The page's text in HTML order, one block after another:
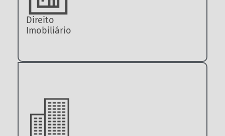
Direito
Imobiliário